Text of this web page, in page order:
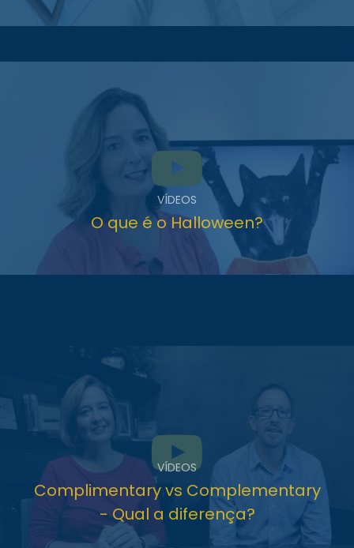
VÍDEOS
O que é o Halloween?
VÍDEOS
Complimentary vs Complementary
- Qual a diferença?